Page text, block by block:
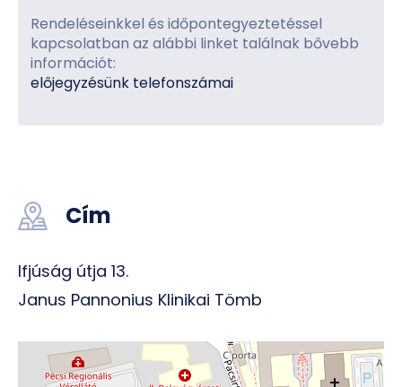
Cím
Ifjúság útja 13.
Janus Pannonius Klinikai Tömb
Rendeléseinkkel és időpontegyeztetéssel
kapcsolatban az alábbi linket találnak bővebb
információt:
előjegyzésünk telefonszámai